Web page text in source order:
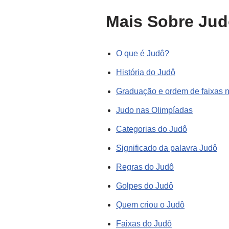
Mais Sobre
O que é Judô?
História do Judô
Graduação e ordem de faixas
Judo nas Olimpíadas
Categorias do Judô
Significado da palavra Judô
Regras do Judô
Golpes do Judô
Quem criou o Judô
Faixas do Judô